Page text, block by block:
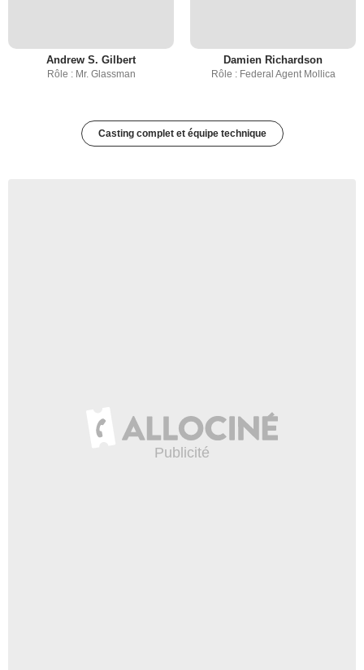
Andrew S. Gilbert
Rôle : Mr. Glassman
Damien Richardson
Rôle : Federal Agent Mollica
Casting complet et équipe technique